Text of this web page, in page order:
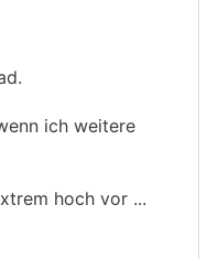
ich weitere
hoch vor ...